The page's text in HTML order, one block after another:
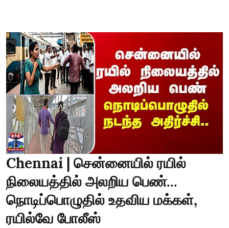
Chennai | சென்னையில் ரயில்
நிலையத்தில் அலறிய பெண்...
நொடிப்பொழுதில் உதவிய மக்கள்,
ரயில்வே போலீஸ்